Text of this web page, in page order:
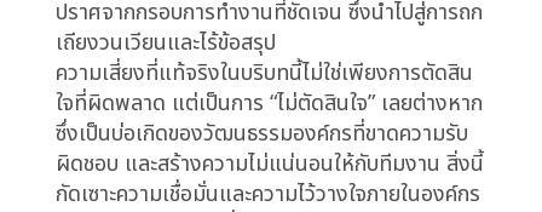
ประโยชน์ ผลกำไรที่ลดลง นวัตกรรมที่หยุดชะงัก
และพนักงานที่หมดไฟจากการเปลี่ยนแปลงทิศทาง
บ่อยครั้ง
Strategic Implications: